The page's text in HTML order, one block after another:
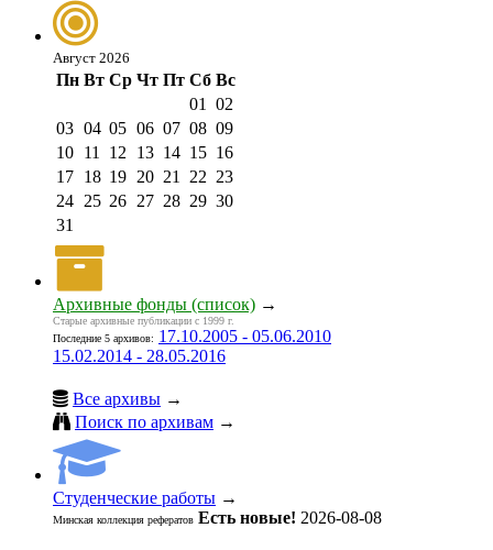
Август 2026
Пн Вт Ср Чт Пт Сб Вс
01
02
03 04 05 06 07 08 09
10 11 12 13 14 15 16
17 18 19 20 21 22 23
24 25 26 27 28 29 30
31
Архивные фонды (список) →
Старые архивные публикации с 1999 г.
Последние 5 архивов: 17.10.2005 - 05.06.2010
15.02.2014 - 28.05.2016
Все архивы →
Поиск по архивам →
Студенческие работы →
Минская коллекция рефератов Есть новые! 2026-08-08